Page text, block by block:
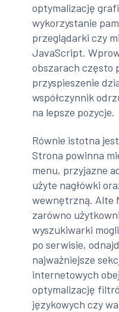
optymalizację
wykorzystanie
przeglądarki czy
JavaScript.
obszarach często
przyspieszenie
współczynnik
na lepsze pozycje.
Równie istotna
Strona powinna
menu, przyjazne
użyte nagłówki
wewnętrzną. Alte
zarówno
wyszukiwarki
po serwisie,
najważniejsze
internetowych
optymalizację
językowych czy